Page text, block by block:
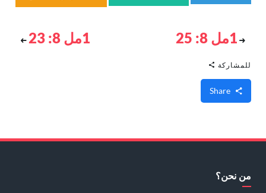
1مل 8: 25 1مل 8: 23
للمشاركة
من نحن؟